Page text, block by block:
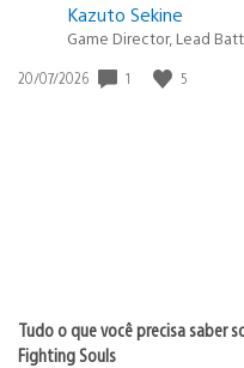
Kazuto Sekine
Game Director, Lead
Data
20/07/2026 1 5
Tudo o que você precisa saber
Fighting Souls